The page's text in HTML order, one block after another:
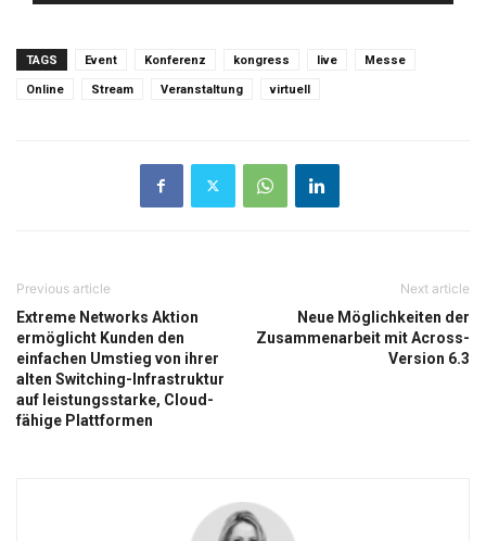
TAGS Event Konferenz kongress live Messe
Online Stream Veranstaltung virtuell
Previous article
Extreme Networks Aktion
ermöglicht Kunden den
einfachen Umstieg von ihrer
alten Switching-Infrastruktur
auf leistungsstarke, Cloud-
fähige Plattformen
Next article
Neue Möglichkeiten der
Zusammenarbeit mit Across-
Version 6.3